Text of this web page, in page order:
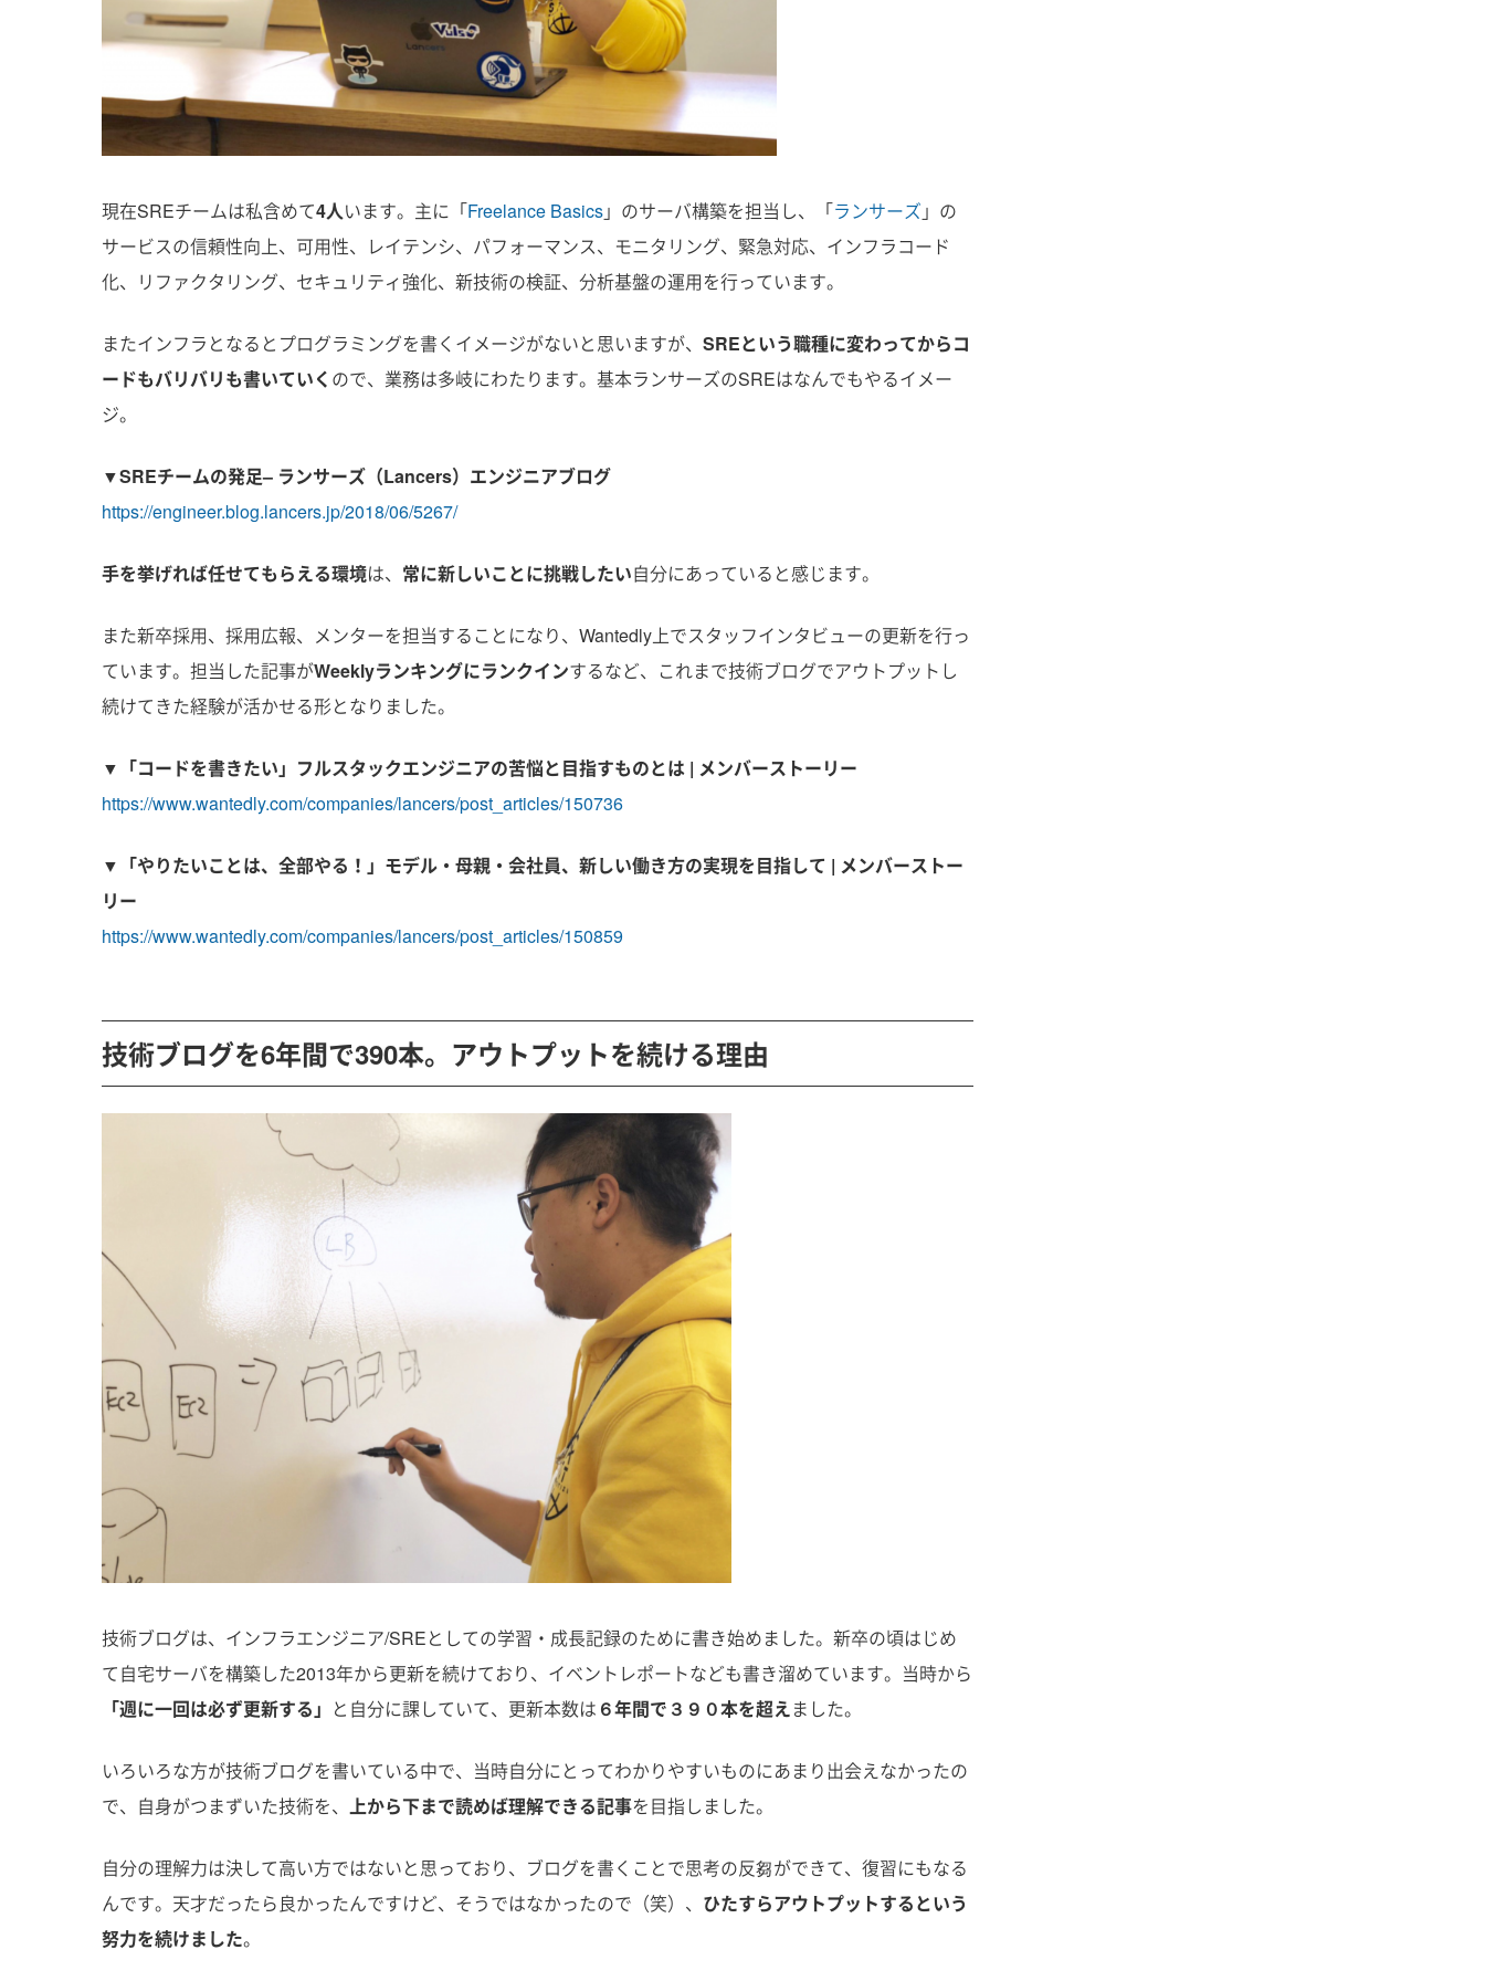
現在SREチームは私含めて4人います。主に「Freelance Basics」のサーバ構築を担当し、「ランサーズ 」の
サービスの信頼性向上、可用性、レイテンシ、パフォーマンス、モニタリング、緊急対応、インフラコード
化、リファクタリング、セキュリティ強化、新技術の検証、分析基盤の運用を行っています。
またインフラとなるとプログラミングを書くイメージがないと思いますが、 SREという職種に変わってからコ
ードもバリバリも書いていく ので、業務は多岐にわたります。基本ランサーズのSREはなんでもやるイメー
ジ。
▼SREチームの発足– ランサーズ（Lancers）エンジニアブログ
https://engineer.blog.lancers.jp/2018/06/5267/
手を挙げれば任せてもらえる環境は、 常に新しいことに挑戦したい自分にあっていると感じます。
また新卒採用、採用広報、メンターを担当することになり、Wantedly上でスタッフインタビューの更新を行っ
ています。担当した記事がWeeklyランキングにランクインするなど、これまで技術ブログでアウトプットし
続けてきた経験が活かせる形となりました。
▼「コードを書きたい」フルスタックエンジニアの苦悩と目指すものとは | メンバーストーリー
https://www.wantedly.com/companies/lancers/post_articles/150736
▼「やりたいことは、全部やる！」モデル・母親・会社員、新しい働き方の実現を目指して | メンバーストー
リー
https://www.wantedly.com/companies/lancers/post_articles/150859
技術ブログを6年間で390本。アウトプットを続ける理由
技術ブログは、インフラエンジニア/SREとしての学習・成長記録のために書き始めました。新卒の頃はじめ
て自宅サーバを構築した2013年から更新を続けており、イベントレポートなども書き溜めています。当時から
「週に一回は必ず更新する」 と自分に課していて、更新本数は ６年間で３９０本を超えました。
いろいろな方が技術ブログを書いている中で、当時自分にとってわかりやすいものにあまり出会えなかったの
で、自身がつまずいた技術を、 上から下まで読めば理解できる記事を目指しました。
自分の理解力は決して高い方ではないと思っており、ブログを書くことで思考の反芻ができて、復習にもなる
んです。天才だったら良かったんですけど、そうではなかったので（笑）、 ひたすらアウトプットするという
努力を続けました。